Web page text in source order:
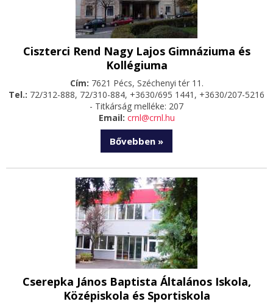
Ciszterci Rend Nagy Lajos Gimnáziuma és
Kollégiuma
Cím: 7621 Pécs, Széchenyi tér 11.
Tel.: 72/312-888, 72/310-884, +3630/695 1441, +3630/207-5216
- Titkárság melléke: 207
Email: crnl@crnl.hu
Bővebben »
Cserepka János Baptista Általános Iskola,
Középiskola és Sportiskola